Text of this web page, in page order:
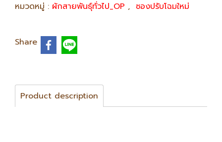
หมวดหมู่ : ผักสายพันธุ์ทั่วไป_OP , ซองปรับโฉมใหม่
Share
Product description